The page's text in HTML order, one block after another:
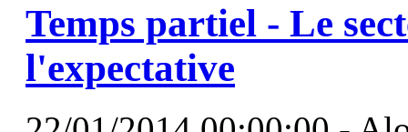
Temps partiel - Le
l'expectative